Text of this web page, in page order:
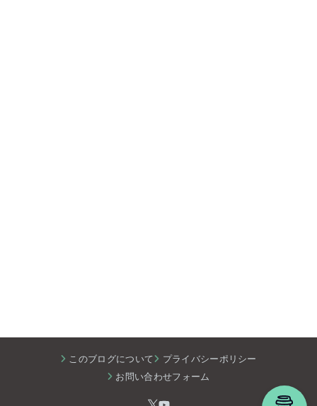
このブログについて
プライバシーポリシー
お問い合わせフォーム